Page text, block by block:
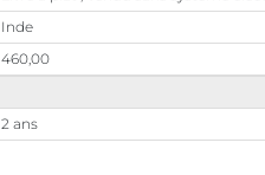
Inde
460,00
2 ans